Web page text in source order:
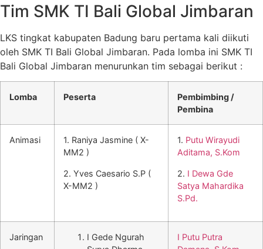
Tim SMK TI Bali Global Jimbaran
LKS tingkat kabupaten Badung baru pertama kali diikuti
oleh SMK TI Bali Global Jimbaran. Pada lomba ini SMK TI
Bali Global Jimbaran menurunkan tim sebagai berikut :
Lomba Peserta
Pembimbing /
Pembina
Animasi
1. Raniya Jasmine ( X-
MM2 )
2. Yves Caesario S.P (
X-MM2 )
1. Putu Wirayudi
Aditama, S.Kom
2. I Dewa Gde
Satya Mahardika
S.Pd.
Jaringan
I Gede Ngurah
I Putu Putra